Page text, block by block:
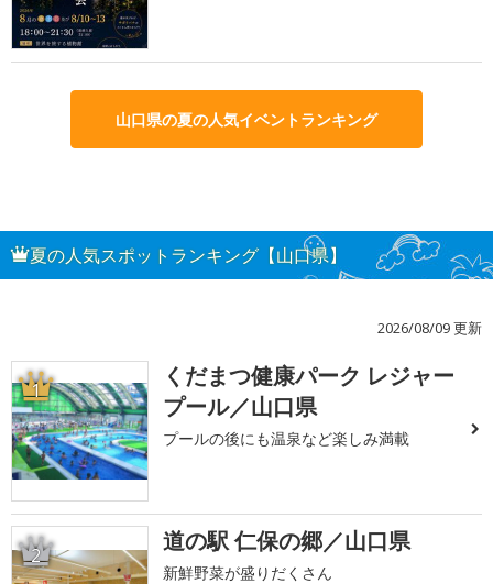
山口県の夏の人気イベントランキング
夏の人気スポットランキング【山口県】
2026/08/09 更新
1
くだまつ健康パーク レジャー
プール／山口県
プールの後にも温泉など楽しみ満載
2 道の駅 仁保の郷／山口県
新鮮野菜が盛りだくさん